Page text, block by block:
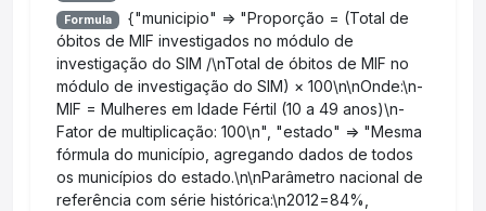
Formula
{"municipio" => "Proporção = (Total de
óbitos de MIF investigados no módulo de
investigação do SIM /\nTotal de óbitos de MIF no
módulo de investigação do SIM) × 100\n\nOnde:\n-
MIF = Mulheres em Idade Fértil (10 a 49 anos)\n-
Fator de multiplicação: 100\n", "estado" => "Mesma
fórmula do município, agregando dados de todos
os municípios do estado.\n\nParâmetro nacional de
referência com série histórica:\n2012=84%,